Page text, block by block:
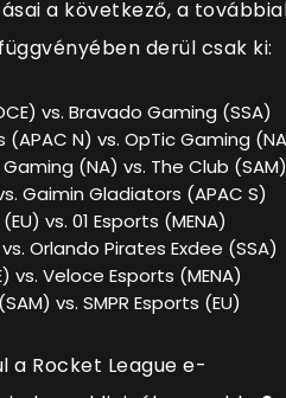
a következő, a
derül csak ki:
vs. Bravado Gaming (SSA)
(APAC N) vs. OpTic Gaming
(NA) vs. The Club (SAM)
Gaimin Gladiators (APAC S)
vs. 01 Esports (MENA)
Orlando Pirates Exdee (SSA)
vs. Veloce Esports (MENA)
vs. SMPR Esports (EU)
a Rocket League e-